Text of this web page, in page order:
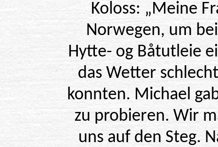
Koloss: „Meine
Norwegen, um
Hytte- og Båtutleie
das Wetter
konnten. Michael
zu probieren. Wir
uns auf den Steg.